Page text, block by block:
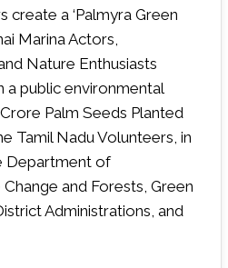
create a ‘Palmyra Green
Marina Actors,
Nature Enthusiasts
a public environmental
Palm Seeds Planted
Tamil Nadu Volunteers, in
Department of
and Forests, Green
Administrations, and